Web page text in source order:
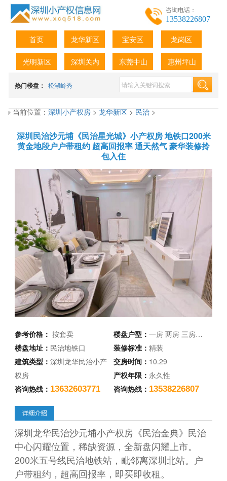
咨询电话：
13538226807
首页 龙华新区 宝安区 龙岗区
光明新区 深圳关内 东莞中山 惠州坪山
热门楼盘： 松湖岭秀
当前位置：深圳小产权房>龙华新区>民治>
深圳民治沙元埔《民治星光城》小产权房 地铁口200米
黄金地段户户带租约 超高回报率 通天然气 豪华装修拎
包入住
参考价格：按套卖 楼盘户型： 一房 两房 三房…
楼盘地址： 民治地铁口 装修标准： 精装
建筑类型：深圳龙华民治小产
权房
交房时间： 10.29
产权年限： 永久性
咨询热线： 13632603771 咨询热线： 13538226807
深圳龙华民治沙元埔小产权房《民治金典》民治
中心闪耀位置，稀缺资源，全新盘闪耀上市。
200米五号线民治地铁站，毗邻离深圳北站。户
户带租约，超高回报率，即买即收租。